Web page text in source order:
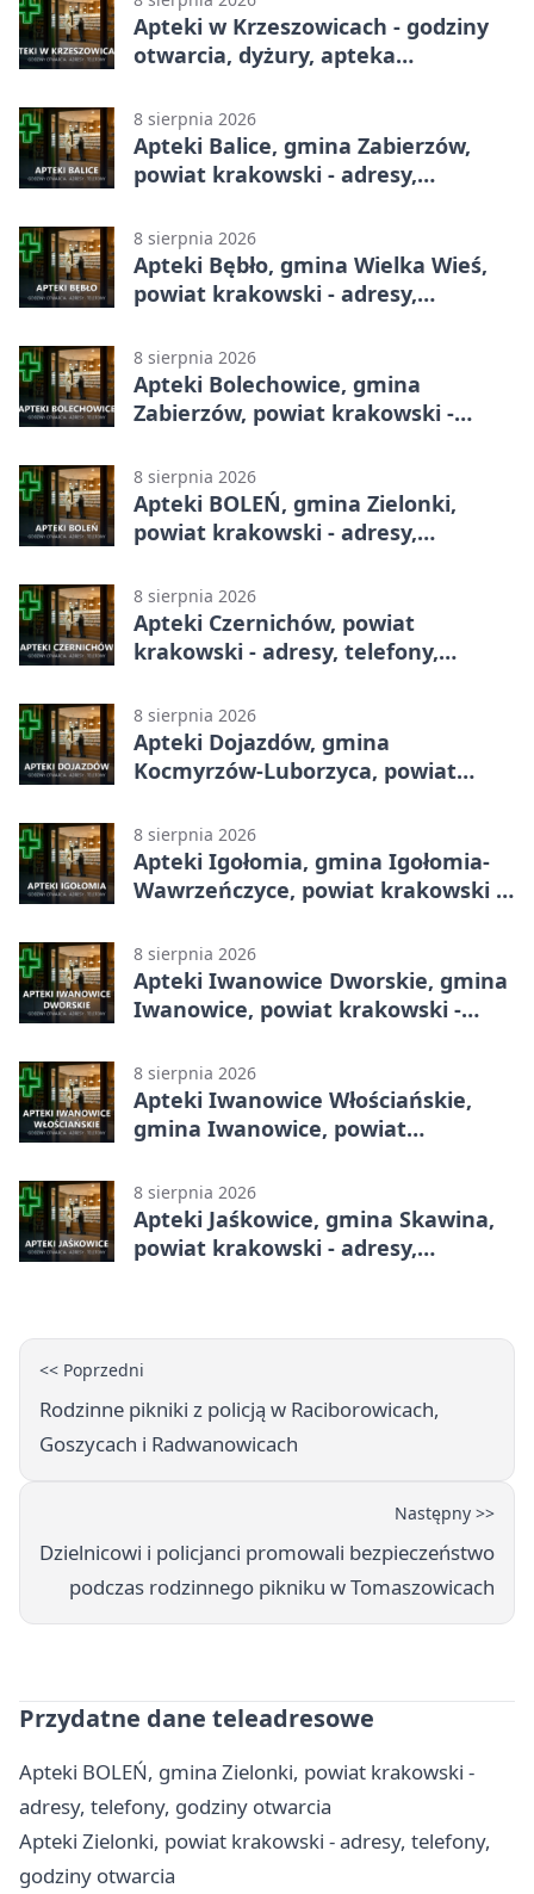
Apteki w Krzeszowicach - godziny
otwarcia, dyżury, apteka
8 sierpnia 2026
Apteki Balice, gmina Zabierzów,
powiat krakowski - adresy,
8 sierpnia 2026
Apteki Bębło, gmina Wielka Wieś,
powiat krakowski - adresy,
8 sierpnia 2026
Apteki Bolechowice, gmina
Zabierzów, powiat krakowski -
8 sierpnia 2026
Apteki BOLEŃ, gmina Zielonki,
powiat krakowski - adresy,
8 sierpnia 2026
Apteki Czernichów, powiat
krakowski - adresy, telefony,
8 sierpnia 2026
Apteki Dojazdów, gmina
Kocmyrzów-Luborzyca, powiat
godziny otwarcia
8 sierpnia 2026
Apteki Igołomia, gmina Igołomia-
Wawrzeńczyce, powiat krakowski -
8 sierpnia 2026
Apteki Iwanowice Dworskie, gmina
Iwanowice, powiat krakowski -
8 sierpnia 2026
Apteki Iwanowice Włościańskie,
gmina Iwanowice, powiat
godziny otwarcia
8 sierpnia 2026
Apteki Jaśkowice, gmina Skawina,
powiat krakowski - adresy,
<< Poprzedni
Rodzinne pikniki z policją w Raciborowicach,
Goszycach i Radwanowicach
Następny >>
Dzielnicowi i policjanci promowali bezpieczeństwo
podczas rodzinnego pikniku w Tomaszowicach
Przydatne dane teleadresowe
Apteki BOLEŃ, gmina Zielonki, powiat krakowski -
adresy, telefony, godziny otwarcia
Apteki Zielonki, powiat krakowski - adresy, telefony,
godziny otwarcia